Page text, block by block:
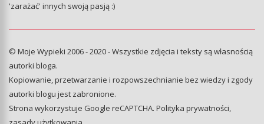
'zarażać' innych swoją pasją :)
© Moje Wypieki 2006 - 2020 - Wszystkie zdjęcia i teksty są własnością
autorki bloga.
Kopiowanie, przetwarzanie i rozpowszechnianie bez wiedzy i zgody
autorki blogu jest zabronione.
Strona wykorzystuje Google reCAPTCHA. Polityka prywatności,